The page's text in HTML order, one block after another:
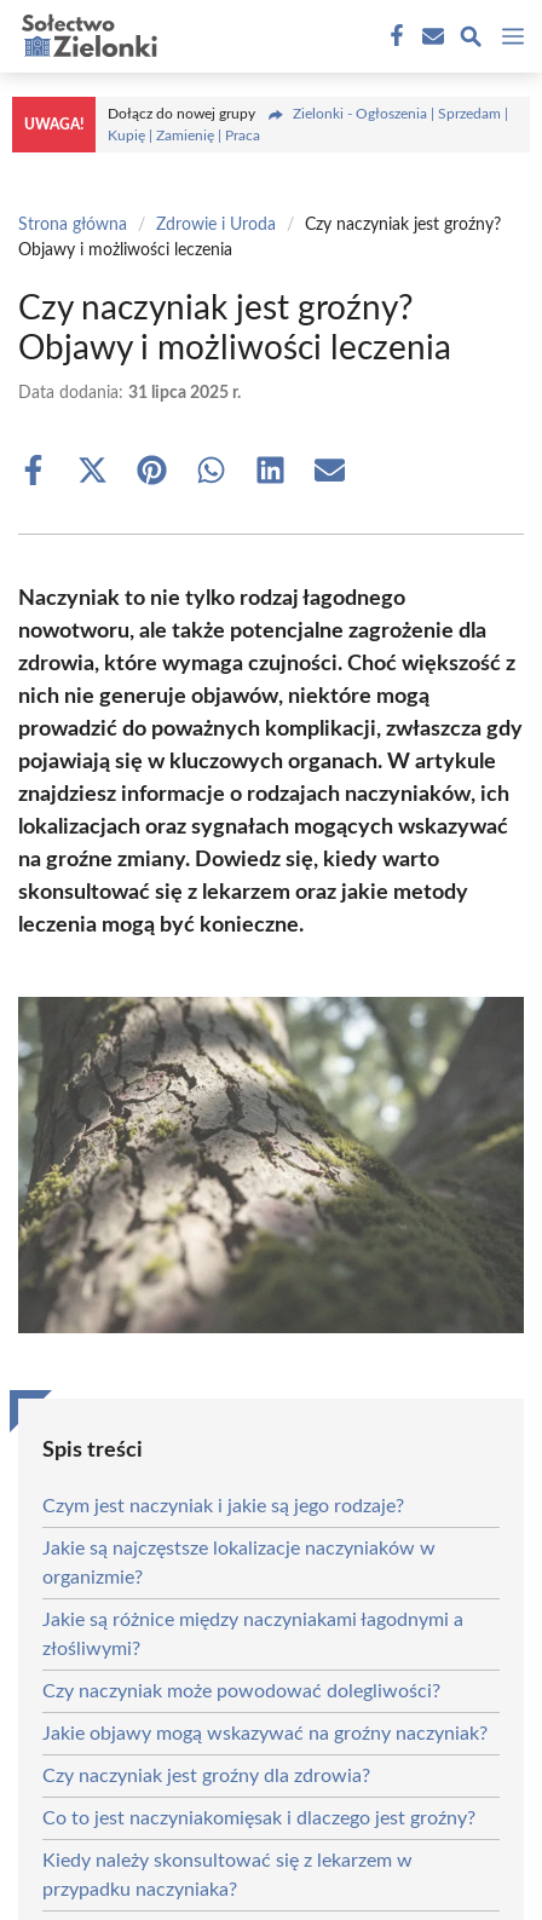
Przejdź
treści
UWAGA!
Dołącz do nowej grupy
Zielonki - Ogłoszenia | Sprzedam |
Kupię | Zamienię | Praca
Strona główna / Zdrowie i Uroda /
Czy naczyniak jest groźny?
Objawy i możliwości leczenia
Czy naczyniak jest groźny?
Objawy i możliwości leczenia
Data dodania: 31 lipca 2025 r.
Share
Share
(Twitter)
Share Share Share Share
Naczyniak to nie tylko rodzaj łagodnego
nowotworu, ale także potencjalne zagrożenie dla
zdrowia, które wymaga czujności. Choć większość z
nich nie generuje objawów, niektóre mogą
prowadzić do poważnych komplikacji, zwłaszcza gdy
pojawiają się w kluczowych organach. W artykule
znajdziesz informacje o rodzajach naczyniaków, ich
lokalizacjach oraz sygnałach mogących wskazywać
na groźne zmiany. Dowiedz się, kiedy warto
skonsultować się z lekarzem oraz jakie metody
leczenia mogą być konieczne.
Spis treści
Czym jest naczyniak i jakie są jego rodzaje?
Jakie są najczęstsze lokalizacje naczyniaków w
organizmie?
Jakie są różnice między naczyniakami łagodnymi a
złośliwymi?
Czy naczyniak może powodować dolegliwości?
Jakie objawy mogą wskazywać na groźny naczyniak?
Czy naczyniak jest groźny dla zdrowia?
Co to jest naczyniakomięsak i dlaczego jest groźny?
Kiedy należy skonsultować się z lekarzem w
przypadku naczyniaka?